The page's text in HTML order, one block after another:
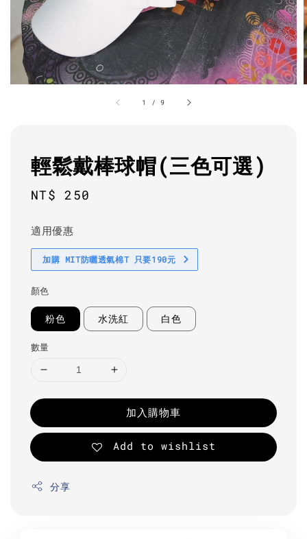
1 /9
輕鬆戴棒球帽(三色可選)
Regular
NT$ 250
適用優惠
加購 MIT防曬透氣棉T 只要190元
顏色
粉色 水洗紅 白色
數量
加入購物車
Add to wishlist
分享